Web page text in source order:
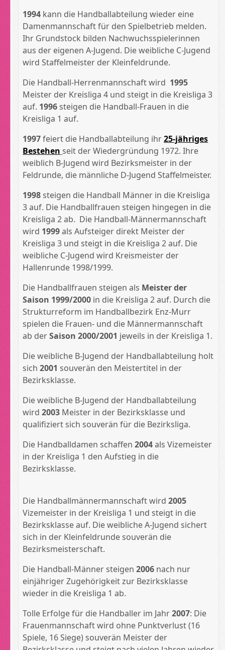
1994 kann die Handballabteilung wieder eine
Damenmannschaft für den Spielbetrieb melden.
Ihr Grundstock bilden Nachwuchsspielerinnen
aus der eigenen A-Jugend. Die weibliche C-Jugend
wird Staffelmeister der Kleinfeldrunde.
Die Handball-Herrenmannschaft wird 1995
Meister der Kreisliga 4 und steigt in die Kreisliga 3
auf. 1996steigen die Handball-Frauen in die
Kreisliga 1 auf.
1997feiert die Handballabteilung ihr25-jähriges
Bestehen seit der Wiedergründung 1972. Ihre
weiblich B-Jugend wird Bezirksmeister in der
Feldrunde, die männliche D-Jugend Staffelmeister.
1998steigen die Handball Männer in die Kreisliga
3 auf. Die Handballfrauen steigen hingegen in die
Kreisliga 2 ab. Die Handball-Männermannschaft
wird 1999als Aufsteiger direkt Meister der
Kreisliga 3 und steigt in die Kreisliga 2 auf. Die
weibliche C-Jugend wird Kreismeister der
Hallenrunde 1998/1999.
Die Handballfrauen steigen als Meister der
Saison 1999/2000 in die Kreisliga 2 auf. Durch die
Strukturreform im Handballbezirk Enz-Murr
spielen die Frauen- und die Männermannschaft
ab derSaison 2000/2001 jeweils in der Kreisliga 1.
Die weibliche B-Jugend der Handballabteilung holt
sich2001 souverän den Meistertitel in der
Bezirksklasse.
Die weibliche B-Jugend der Handballabteilung
wird2003 Meister in der Bezirksklasse und
qualifiziert sich souverän für die Bezirksliga.
Die Handballdamen schaffen2004als Vizemeister
in der Kreisliga 1 den Aufstieg in die
Bezirksklasse.
Die Handballmännermannschaft wird2005
Vizemeister in der Kreisliga 1 und steigt in die
Bezirksklasse auf. Die weibliche A-Jugend sichert
sich in der Kleinfeldrunde souverän die
Bezirksmeisterschaft.
Die Handball-Männer steigen2006 nach nur
einjähriger Zugehörigkeit zur Bezirksklasse
wieder in die Kreisliga 1 ab.
Tolle Erfolge für die Handballer im Jahr2007: Die
Frauenmannschaft wird ohne Punktverlust (16
Spiele, 16 Siege) souverän Meister der